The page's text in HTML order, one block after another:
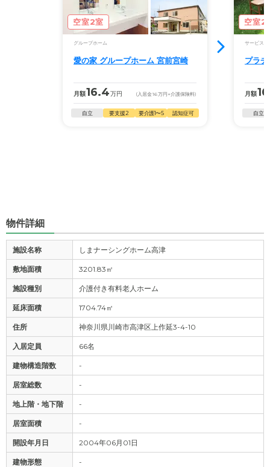
空室2室
グループホーム
愛の家 グループホーム 宮前宮崎
月額16.4万円 (入居金16万円 +介護保険料)
自立 要支援2 要介護1〜5 認知症可
空室2
サービス付
プラ
月額
自立
物件詳細
施設名称 しまナーシングホーム高津
敷地面積 3201.83㎡
施設種別 介護付き有料老人ホーム
延床面積 1704.74㎡
住所 神奈川県川崎市高津区上作延3-4-10
入居定員 66名
建物構造階数 -
居室総数 -
地上階・地下階 -
居室面積 -
開設年月日 2004年06月01日
建物形態 -